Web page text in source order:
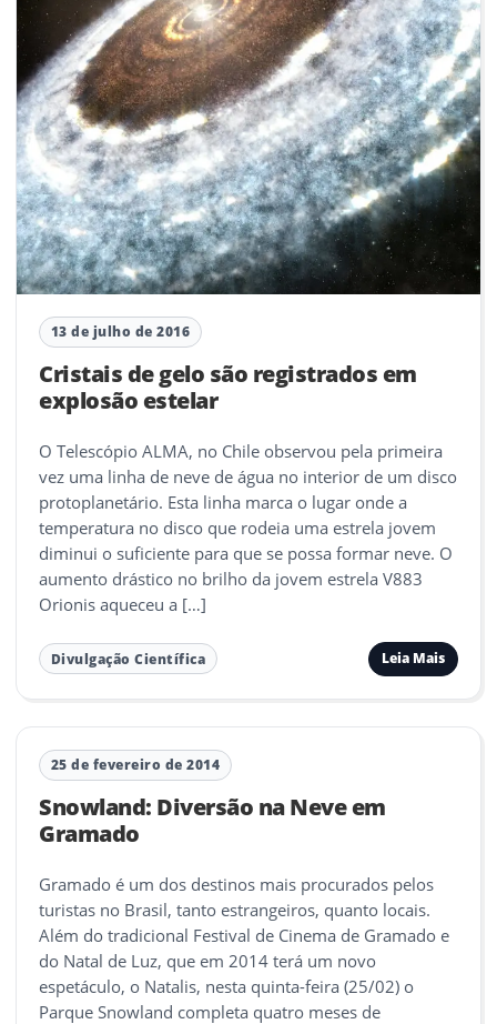
13 de julho de 2016
Cristais de gelo são registrados em
explosão estelar
O Telescópio ALMA, no Chile observou pela primeira
vez uma linha de neve de água no interior de um disco
protoplanetário. Esta linha marca o lugar onde a
temperatura no disco que rodeia uma estrela jovem
diminui o suficiente para que se possa formar neve. O
aumento drástico no brilho da jovem estrela V883
Orionis aqueceu a […]
Divulgação Científica Leia Mais
25 de fevereiro de 2014
Snowland: Diversão na Neve em
Gramado
Gramado é um dos destinos mais procurados pelos
turistas no Brasil, tanto estrangeiros, quanto locais.
Além do tradicional Festival de Cinema de Gramado e
do Natal de Luz, que em 2014 terá um novo
espetáculo, o Natalis, nesta quinta-feira (25/02) o
Parque Snowland completa quatro meses de